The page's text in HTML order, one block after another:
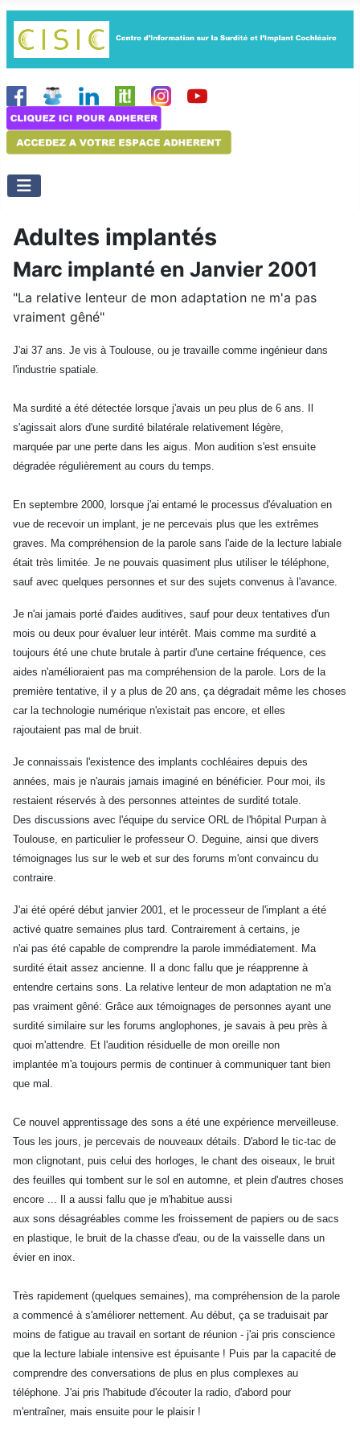
Adultes implantés
Marc implanté en Janvier 2001
"La relative lenteur de mon adaptation ne m'a pas
vraiment gêné"
J'ai 37 ans. Je vis à Toulouse, ou je travaille comme ingénieur dans
l'industrie spatiale.
Ma surdité a été détectée lorsque j'avais un peu plus de 6 ans. Il
s'agissait alors d'une surdité bilatérale relativement légère,
marquée par une perte dans les aigus. Mon audition s'est ensuite
dégradée régulièrement au cours du temps.
En septembre 2000, lorsque j'ai entamé le processus d'évaluation en
vue de recevoir un implant, je ne percevais plus que les extrêmes
graves. Ma compréhension de la parole sans l'aide de la lecture labiale
était très limitée. Je ne pouvais quasiment plus utiliser le téléphone,
sauf avec quelques personnes et sur des sujets convenus à l'avance.
Je n'ai jamais porté d'aides auditives, sauf pour deux tentatives d'un
mois ou deux pour évaluer leur intérêt. Mais comme ma surdité a
toujours été une chute brutale à partir d'une certaine fréquence, ces
aides n'amélioraient pas ma compréhension de la parole. Lors de la
première tentative, il y a plus de 20 ans, ça dégradait même les choses
car la technologie numérique n'existait pas encore, et elles
rajoutaient pas mal de bruit.
Je connaissais l'existence des implants cochléaires depuis des
années, mais je n'aurais jamais imaginé en bénéficier. Pour moi, ils
restaient réservés à des personnes atteintes de surdité totale.
Des discussions avec l'équipe du service ORL de l'hôpital Purpan à
Toulouse, en particulier le professeur O. Deguine, ainsi que divers
témoignages lus sur le web et sur des forums m'ont convaincu du
contraire.
J'ai été opéré début janvier 2001, et le processeur de l'implant a été
activé quatre semaines plus tard. Contrairement à certains, je
n'ai pas été capable de comprendre la parole immédiatement. Ma
surdité était assez ancienne. Il a donc fallu que je réapprenne à
entendre certains sons. La relative lenteur de mon adaptation ne m'a
pas vraiment gêné: Grâce aux témoignages de personnes ayant une
surdité similaire sur les forums anglophones, je savais à peu près à
quoi m'attendre. Et l'audition résiduelle de mon oreille non
implantée m'a toujours permis de continuer à communiquer tant bien
que mal.
Ce nouvel apprentissage des sons a été une expérience merveilleuse.
Tous les jours, je percevais de nouveaux détails. D'abord le tic-tac de
mon clignotant, puis celui des horloges, le chant des oiseaux, le bruit
des feuilles qui tombent sur le sol en automne, et plein d'autres choses
encore ... Il a aussi fallu que je m'habitue aussi
aux sons désagréables comme les froissement de papiers ou de sacs
en plastique, le bruit de la chasse d'eau, ou de la vaisselle dans un
évier en inox.
Très rapidement (quelques semaines), ma compréhension de la parole
a commencé à s'améliorer nettement. Au début, ça se traduisait par
moins de fatigue au travail en sortant de réunion - j'ai pris conscience
que la lecture labiale intensive est épuisante ! Puis par la capacité de
comprendre des conversations de plus en plus complexes au
téléphone. J'ai pris l'habitude d'écouter la radio, d'abord pour
m'entraîner, mais ensuite pour le plaisir !